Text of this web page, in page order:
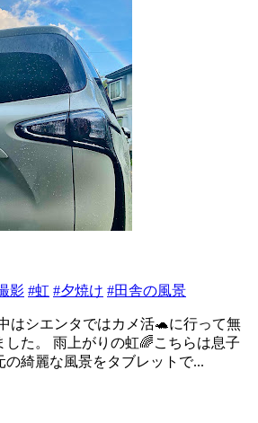
影 #虹 #夕焼け #田舎の風景
はシエンタではカメ活🐢に行って無
した。 雨上がりの虹🌈こちらは息子
綺麗な風景をタブレットで...